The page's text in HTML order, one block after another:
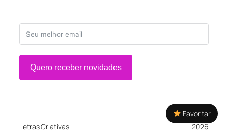
Quero receber novidades
Letras Criativas 2026
Favoritar